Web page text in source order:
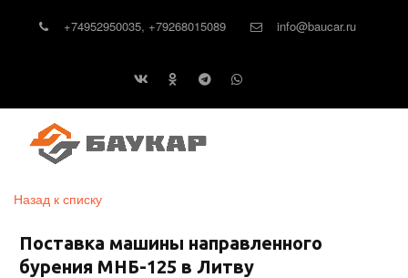
+74952950035, +79268015089 info@baucar.ru
Назад к списку
Поставка машины направленного
бурения МНБ-125 в Литву